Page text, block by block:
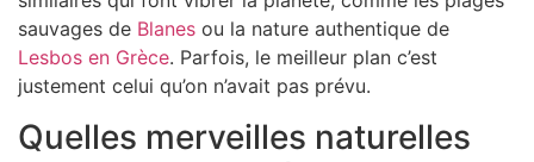
sauvages de Blanes ou la nature authentique de
Lesbos en Grèce. Parfois, le meilleur plan c’est
justement celui qu’on n’avait pas prévu.
Quelles merveilles naturelles